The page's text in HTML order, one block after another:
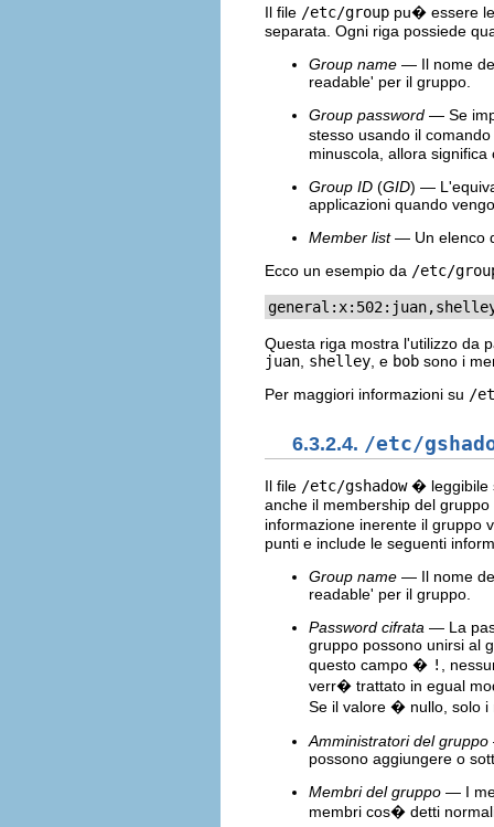
Il file /etc/group pu� essere
separata. Ogni riga possiede
Group name — Il nome
readable' per il gruppo.
Group password — Se
stesso usando il comando
minuscola, allora
Group ID (GID) —
applicazioni quando
Member list— Un elenco
Ecco un esempio da /etc/
Questa riga mostra l'utilizzo da
juan shelley , e bob sono i
Per maggiori informazioni su /
6.3.2.4. /etc/
Il file /etc/gshadow� leggibile
anche il membership del
informazione inerente il gruppo
punti e include le seguenti
Group name — Il nome
readable' per il gruppo.
Password cifrata — La
gruppo possono unirsi al
questo campo � !
,
verr� trattato in egual
Se il valore � nullo, solo i
Amministratori del gruppo
possono aggiungere o
Membri del gruppo — I
membri cos� detti